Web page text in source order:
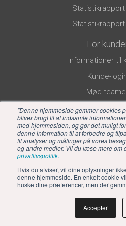
”Denne hjemmeside gemmer cookies
bliver brugt til at indsamle
med hjemmesiden, og gør det muligt
denne information til at forbedre og
til analyser og målinger på vores
og andre medier. Vil du læse mere om
privatlivspolitik.
Hvis du afviser, vil dine oplysninger
denne hjemmeside. En enkelt cookie
huske dine præferencer, men der
Accepter
Statistikrapport
Statistikrapport
For
Informationer til
Kunde-
Mød